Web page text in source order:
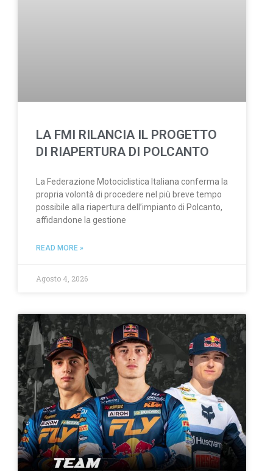
LA FMI RILANCIA IL PROGETTO
DI RIAPERTURA DI POLCANTO
La Federazione Motociclistica Italiana conferma la
propria volontà di procedere nel più breve tempo
possibile alla riapertura dell’impianto di Polcanto,
affidandone la gestione
READ MORE »
Agosto 4, 2026